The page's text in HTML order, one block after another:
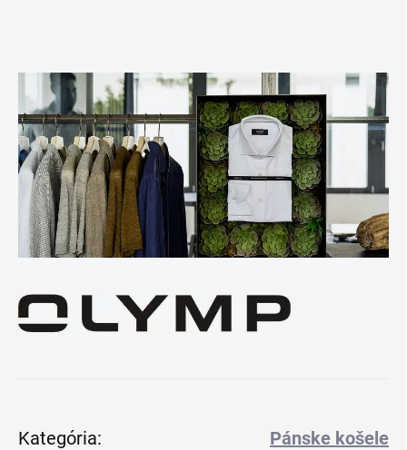
Kategória: Pánske košele